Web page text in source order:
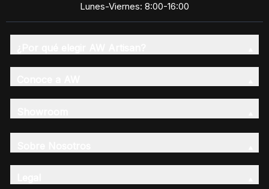
Lunes-Viernes: 8:00-16:00